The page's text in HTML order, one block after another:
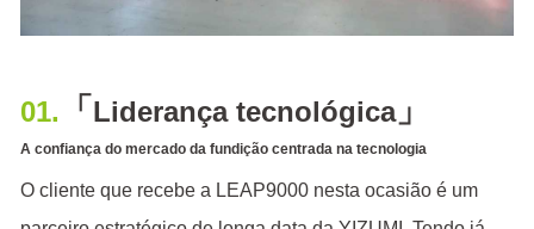
01. 「 Liderança tecnológica」
A confiança do mercado da fundição centrada na tecnologia
O cliente que recebe a LEAP9000 nesta ocasião é um